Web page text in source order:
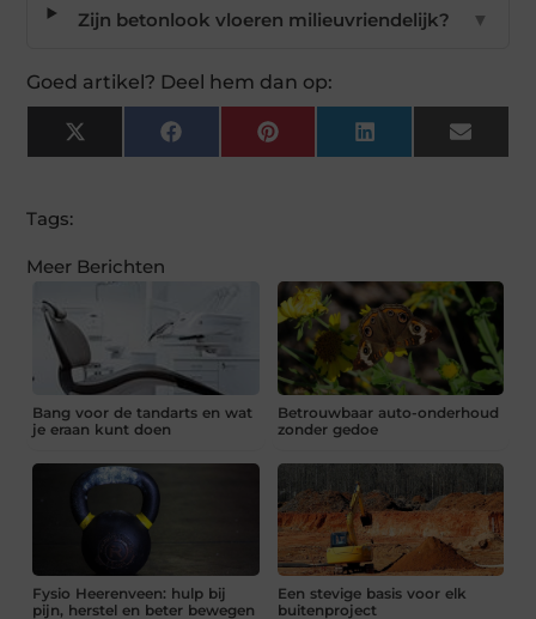
Zijn betonlook vloeren milieuvriendelijk? ▼
Goed artikel? Deel hem dan op:
X
(Twitter)
FacebookPinterest LinkedIn Email
Tags:
Meer Berichten
Bang voor de tandarts en wat
je eraan kunt doen
Betrouwbaar auto-onderhoud
zonder gedoe
Fysio Heerenveen: hulp bij
pijn, herstel en beter bewegen
Een stevige basis voor elk
buitenproject